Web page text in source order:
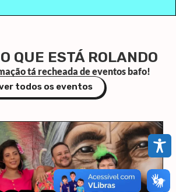
QUE ESTÁ ROLANDO
tá recheada de eventos bafo!
todos os eventos